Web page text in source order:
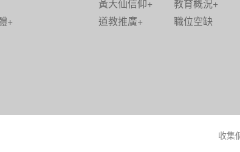
+
黃大仙信仰+
道教推廣+
教育概況+
職位空缺
收集